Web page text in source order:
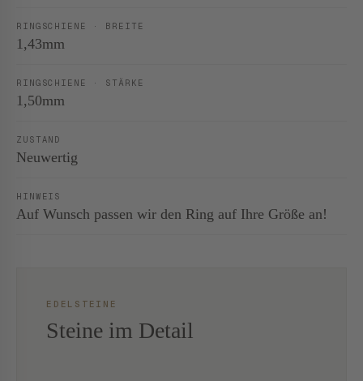
RINGSCHIENE · BREITE
1,43mm
RINGSCHIENE · STÄRKE
1,50mm
ZUSTAND
Neuwertig
HINWEIS
Auf Wunsch passen wir den Ring auf Ihre Größe an!
EDELSTEINE
Steine im Detail